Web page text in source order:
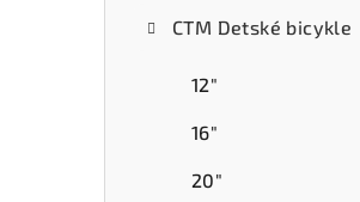
CTM Detské bicykle
12"
16"
20"